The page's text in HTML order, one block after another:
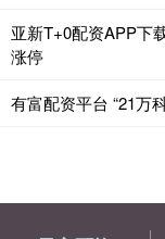
亚新T+0配资APP下
涨停
有富配资平台 “21万